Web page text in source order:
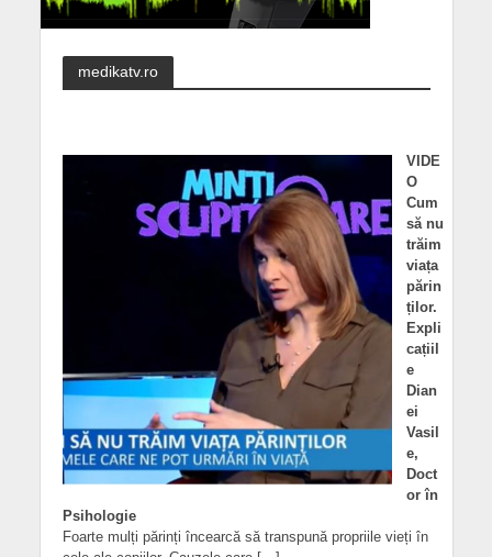
medikatv.ro
VIDE
O
Cum
să nu
trăim
viața
părin
ților.
Expli
cațiil
e
Dian
ei
Vasil
e,
Doct
or în
Psihologie
Foarte mulți părinți încearcă să transpună propriile vieți în